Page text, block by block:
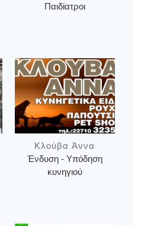
Παιδίατροι
Κλούβα Άννα
Ένδυση - Υπόδηση
κυνηγιού